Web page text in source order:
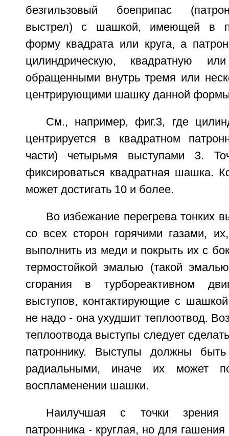
безгильзовый боеприпас
выстрел) с шашкой, имеющей в
форму квадрата или круга, а
цилиндрическую, квадратную
обращенными внутрь тремя или
центрирующими шашку данной
См., например, фиг.3, где
центрируется в квадратном
части) четырьмя выступами 3.
фиксироваться квадратная шашка.
может достигать 10 и более.
Во избежание перегрева тонких
со всех сторон горячими газами,
выполнить из меди и покрыть их с
термостойкой эмалью (такой
сгорания в турбореактивном
выступов, контактирующие с
не надо - она ухудшит теплоотвод.
теплоотвода выступы следует
патроннику. Выступы должны
радиальными, иначе их может
воспламенении шашки.
Наилучшая с точки зрения
патронника - круглая, но для